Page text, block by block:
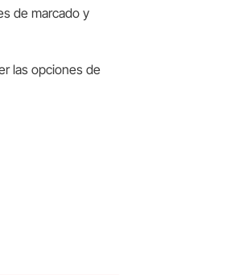
de marcado y
las opciones de